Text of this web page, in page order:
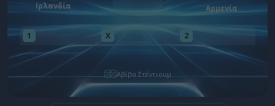
Ιρλανδία
Αρμενία
1 X 2
Αβίβα Στέντιουμ